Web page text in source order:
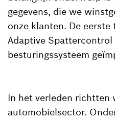
gegevens, die we
onze klanten. De eerste
Adaptive
besturingssysteem
In het verleden richtten
automobielsector.